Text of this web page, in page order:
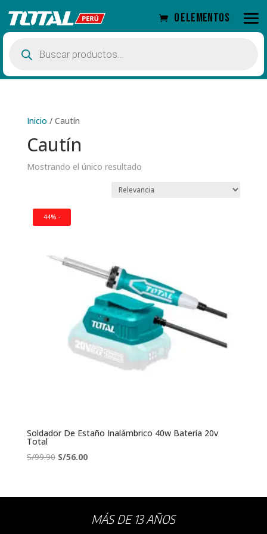
0 elementos
productos
Inicio / Cautín
Cautín
Mostrando el único resultado
44% -
Soldador De Estaño Inalámbrico 40w Batería 20v
Total
S/99.90 El
era:
S/56.00El
es:
S/56.00.
MÁS DE 13 AÑOS